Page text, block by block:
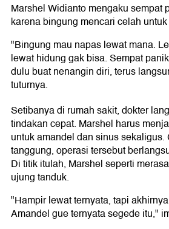
Marshel Widianto mengaku sempat
karena bingung mencari celah
"Bingung mau napas lewat mana.
lewat hidung gak bisa. Sempat
dulu buat nenangin diri, terus
tuturnya.
Setibanya di rumah sakit, dokter
tindakan cepat. Marshel harus
untuk amandel dan sinus sekaligus.
tanggung, operasi tersebut
Di titik itulah, Marshel seperti
ujung tanduk.
"Hampir lewat ternyata, tapi
Amandel gue ternyata segede itu,"